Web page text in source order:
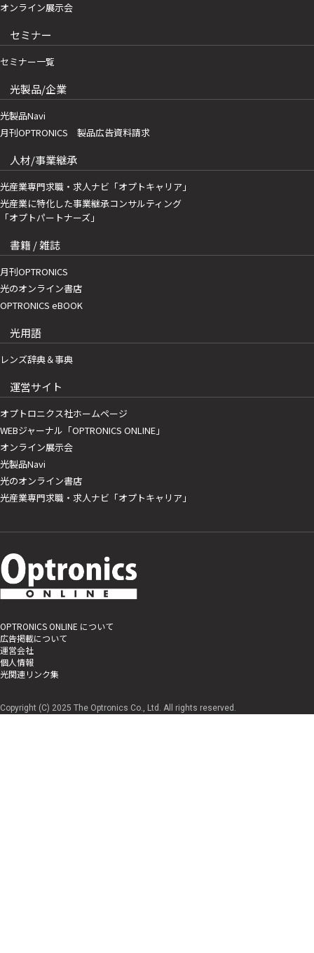
オンライン展示会
セミナー
セミナー一覧
光製品/企業
光製品Navi
月刊OPTRONICS 製品広告資料請求
人材/事業継承
光産業専門求職・求人ナビ「オプトキャリア」
光産業に特化した事業継承コンサルティング
「オプトパートナーズ」
書籍 / 雑誌
月刊OPTRONICS
光のオンライン書店
OPTRONICS eBOOK
光用語
レンズ辞典＆事典
運営サイト
オプトロニクス社ホームページ
WEBジャーナル「OPTRONICS ONLINE」
オンライン展示会
光製品Navi
光のオンライン書店
光産業専門求職・求人ナビ「オプトキャリア」
OPTRONICS ONLINE について
広告掲載について
運営会社
個人情報
光関連リンク集
Copyright (C) 2025 The Optronics Co., Ltd. All rights reserved.